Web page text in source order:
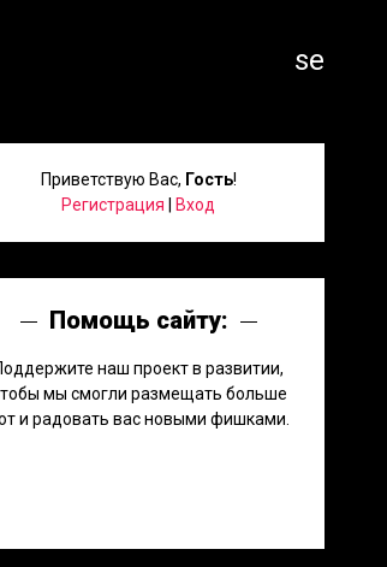
search
Приветствую Вас, Гость!
Регистрация
Вход
Помощь сайту:
наш проект в развитии,
мы смогли размещать больше
и радовать вас новыми фишками.